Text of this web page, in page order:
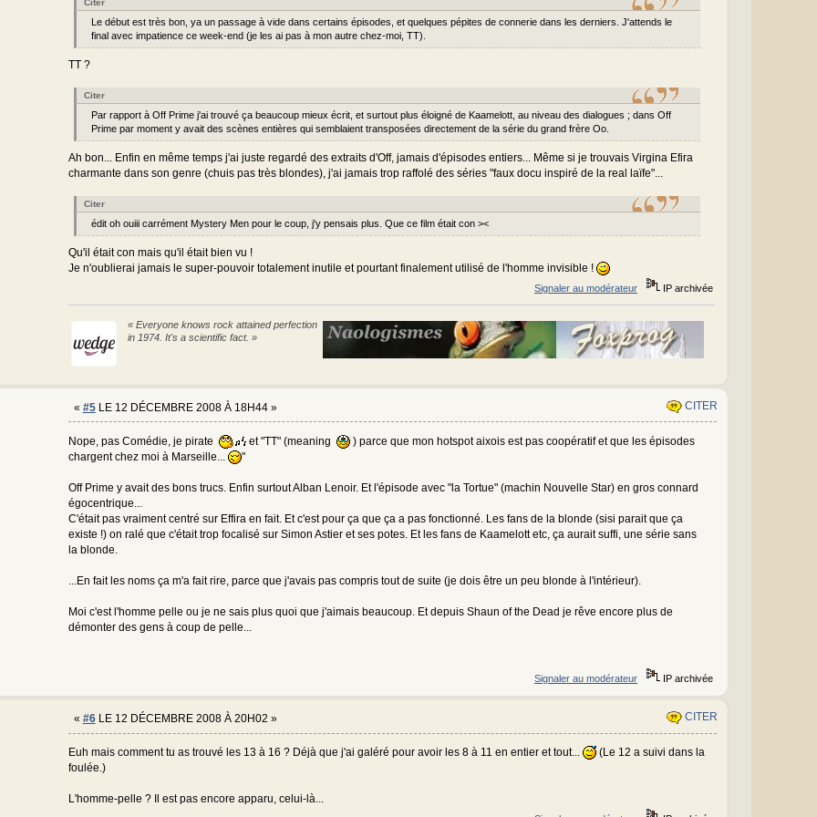
Le début est très bon, ya un passage à vide dans certains épisodes, et quelques pépites de connerie dans les derniers. J'attends le
final avec impatience ce week-end (je les ai pas à mon autre chez-moi, TT).
TT ?
Citer
Par rapport à Off Prime j'ai trouvé ça beaucoup mieux écrit, et surtout plus éloigné de Kaamelott, au niveau des dialogues ; dans Off
Prime par moment y avait des scènes entières qui semblaient transposées directement de la série du grand frère Oo.
Ah bon... Enfin en même temps j'ai juste regardé des extraits d'Off, jamais d'épisodes entiers... Même si je trouvais Virgina Efira
charmante dans son genre (chuis pas très blondes), j'ai jamais trop raffolé des séries "faux docu inspiré de la real laïfe"...
Citer
édit oh ouiii carrément Mystery Men pour le coup, j'y pensais plus. Que ce film était con ><
Qu'il était con mais qu'il était bien vu !
Je n'oublierai jamais le super-pouvoir totalement inutile et pourtant finalement utilisé de l'homme invisible !
Signaler au modérateur IP archivée
« Everyone knows rock attained perfection
in 1974. It's a scientific fact. »
« #5LE 12 DÉCEMBRE 2008 À 18H44 » CITER
Nope, pas Comédie, je pirate et "TT" (meaning
) parce que mon hotspot aixois est pas coopératif et que les épisodes
chargent chez moi à Marseille...
"
Off Prime y avait des bons trucs. Enfin surtout Alban Lenoir. Et l'épisode avec "la Tortue" (machin Nouvelle Star) en gros connard
égocentrique...
C'était pas vraiment centré sur Effira en fait. Et c'est pour ça que ça a pas fonctionné. Les fans de la blonde (sisi parait que ça
existe !) on ralé que c'était trop focalisé sur Simon Astier et ses potes. Et les fans de Kaamelott etc, ça aurait suffi, une série sans
la blonde.
...En fait les noms ça m'a fait rire, parce que j'avais pas compris tout de suite (je dois être un peu blonde à l'intérieur).
Moi c'est l'homme pelle ou je ne sais plus quoi que j'aimais beaucoup. Et depuis Shaun of the Dead je rêve encore plus de
démonter des gens à coup de pelle...
Signaler au modérateur IP archivée
« #6LE 12 DÉCEMBRE 2008 À 20H02 » CITER
Euh mais comment tu as trouvé les 13 à 16 ? Déjà que j'ai galéré pour avoir les 8 à 11 en entier et tout...
(Le 12 a suivi dans la
foulée.)
L'homme-pelle ? Il est pas encore apparu, celui-là...